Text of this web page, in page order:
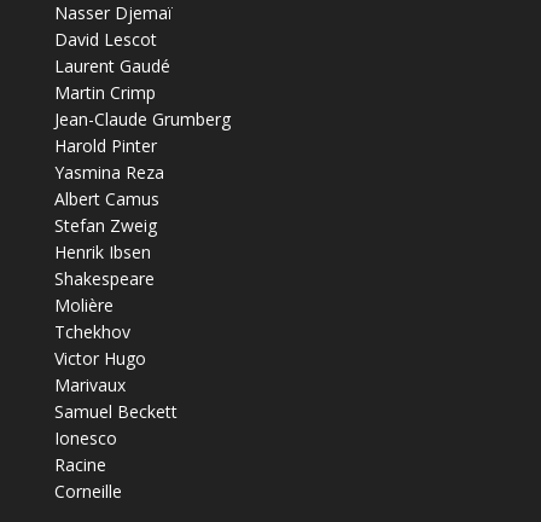
Nasser Djemaï
David Lescot
Laurent Gaudé
Martin Crimp
Jean-Claude Grumberg
Harold Pinter
Yasmina Reza
Albert Camus
Stefan Zweig
Henrik Ibsen
Shakespeare
Molière
Tchekhov
Victor Hugo
Marivaux
Samuel Beckett
Ionesco
Racine
Corneille